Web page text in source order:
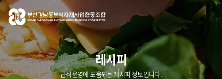
레시피
급식운영에 도움되는 레시피 정보입니다.